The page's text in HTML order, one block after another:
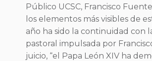
Público UCSC, Francisco
los elementos más visibles de
año ha sido la continuidad con
pastoral impulsada por
juicio, “el Papa León XIV ha